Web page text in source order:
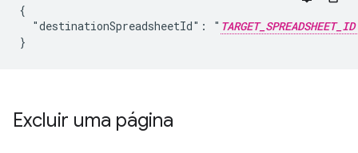
{
  "destinationSpreadsheetId": "
TARGET_SPREADSHEET_ID
}
Excluir uma página